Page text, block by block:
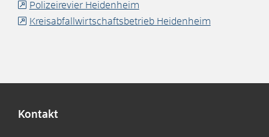
Polizeirevier Heidenheim
Kreisabfallwirtschaftsbetrieb Heidenheim
Kontakt